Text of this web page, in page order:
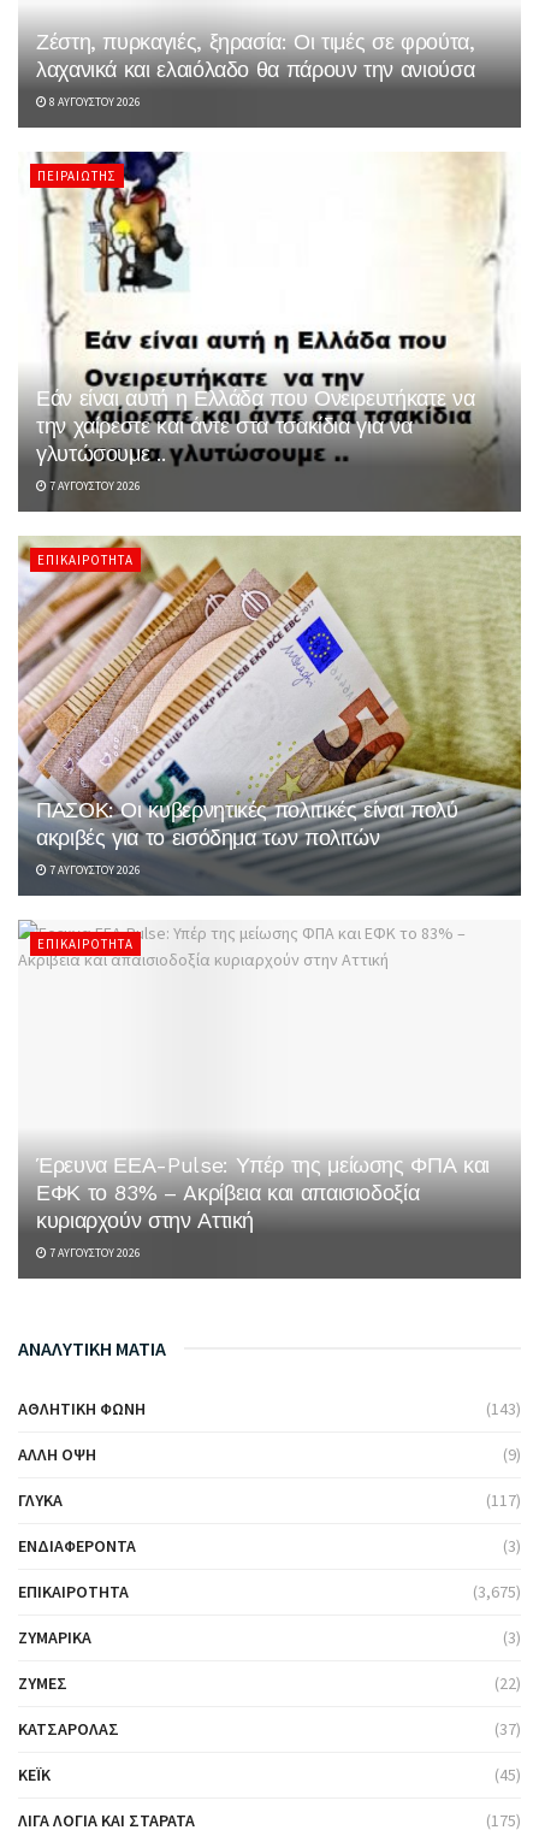
Ζέστη, πυρκαγιές, ξηρασία: Οι τιμές σε φρούτα,
λαχανικά και ελαιόλαδο θα πάρουν την ανιούσα
8 ΑΥΓΟΎΣΤΟΥ 2026
ΠΕΙΡΑΙΏΤΗΣ
Εάν είναι αυτή η Ελλάδα που Ονειρευτήκατε να
την χαίρεστε και άντε στα τσακίδια για να
γλυτώσουμε ..
7 ΑΥΓΟΎΣΤΟΥ 2026
ΕΠΙΚΑΙΡΌΤΗΤΑ
ΠΑΣΟΚ: Οι κυβερνητικές πολιτικές είναι πολύ
ακριβές για το εισόδημα των πολιτών
7 ΑΥΓΟΎΣΤΟΥ 2026
ΕΠΙΚΑΙΡΌΤΗΤΑ
Έρευνα ΕΕΑ-Pulse: Υπέρ της μείωσης ΦΠΑ και
ΕΦΚ το 83% – Aκρίβεια και απαισιοδοξία
κυριαρχούν στην Αττική
7 ΑΥΓΟΎΣΤΟΥ 2026
ΑΝΑΛΥΤΙΚΗ ΜΑΤΙΑ
ΑΘΛΗΤΙΚΉ ΦΩΝΉ (143)
ΆΛΛΗ ΌΨΗ (9)
ΓΛΥΚΆ (117)
ΕΝΔΙΑΦΈΡΟΝΤΑ (3)
ΕΠΙΚΑΙΡΌΤΗΤΑ (3,675)
ΖΥΜΑΡΙΚΆ (3)
ΖΎΜΕΣ (22)
ΚΑΤΣΑΡΌΛΑΣ (37)
ΚΈΙΚ (45)
ΛΊΓΑ ΛΌΓΙΑ ΚΑΙ ΣΤΑΡΆΤΑ (175)